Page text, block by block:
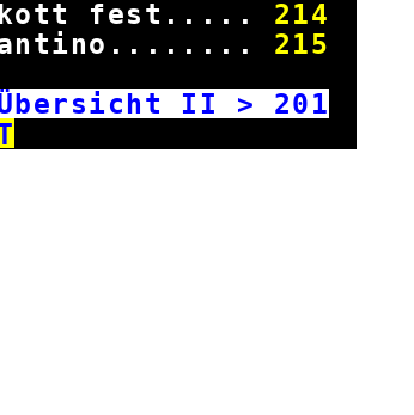
fest..... 214
215
II > 201